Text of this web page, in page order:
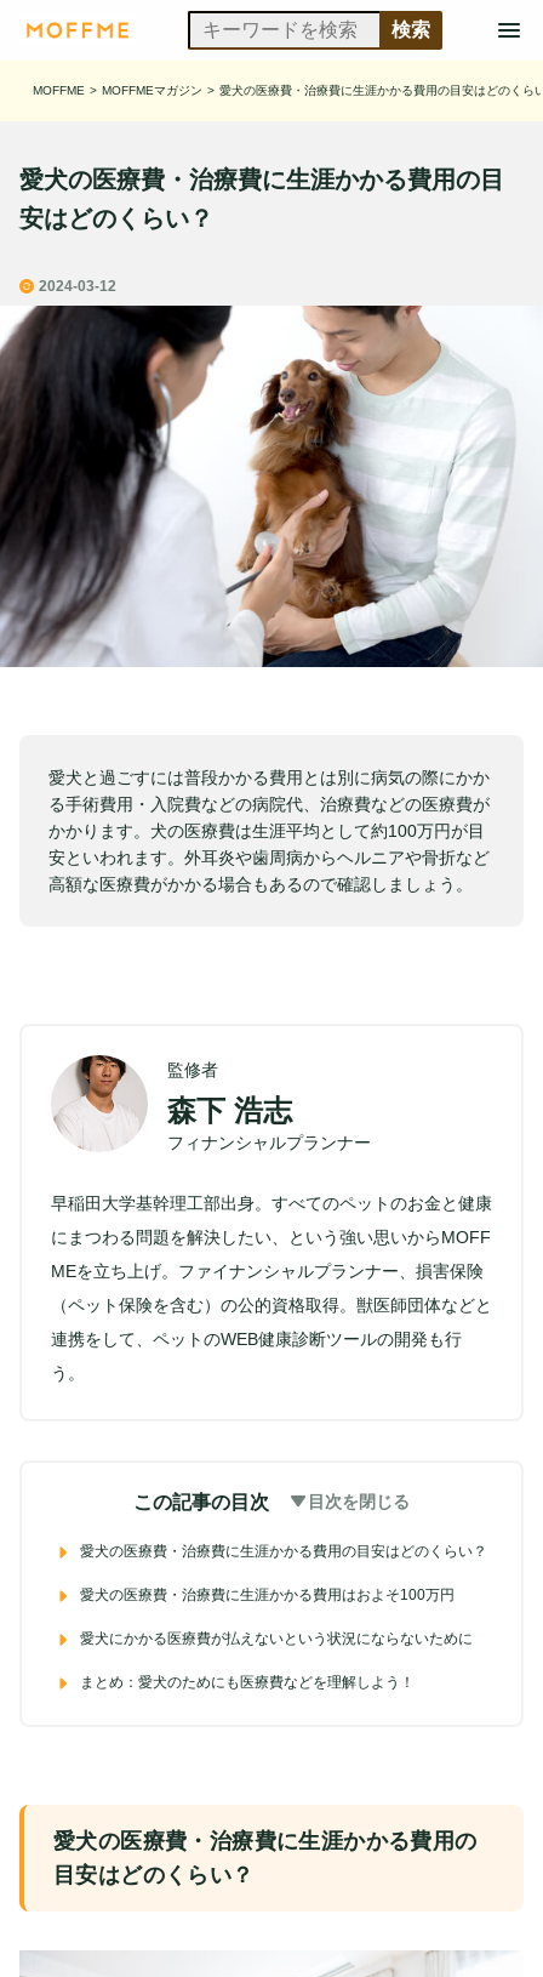
MOFFME > MOFFMEマガジン > 愛犬の医療費・治療費に生涯かかる費用の目安はどのくら
愛犬の医療費・治療費に生涯かかる費用の目
安はどのくらい？
2024-03-12
愛犬と過ごすには普段かかる費用とは別に病気の際にかか
る手術費用・入院費などの病院代、治療費などの医療費が
かかります。犬の医療費は生涯平均として約100万円が目
安といわれます。外耳炎や歯周病からヘルニアや骨折など
高額な医療費がかかる場合もあるので確認しましょう。
監修者
森下 浩志
フィナンシャルプランナー
早稲田大学基幹理工部出身。すべてのペットのお金と健康
にまつわる問題を解決したい、という強い思いからMOFF
MEを立ち上げ。ファイナンシャルプランナー、損害保険
（ペット保険を含む）の公的資格取得。獣医師団体などと
連携をして、ペットのWEB健康診断ツールの開発も行
う。
この記事の目次 目次を閉じる
愛犬の医療費・治療費に生涯かかる費用の目安はどのくらい？
愛犬の医療費・治療費に生涯かかる費用はおよそ100万円
愛犬にかかる医療費が払えないという状況にならないために
まとめ：愛犬のためにも医療費などを理解しよう！
愛犬の医療費・治療費に生涯かかる費用の
目安はどのくらい？